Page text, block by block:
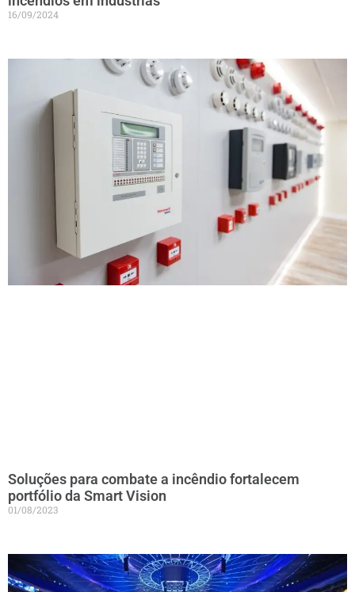
16/09/2024
Soluções para combate a incêndio fortalecem
portfólio da Smart Vision
01/08/2023